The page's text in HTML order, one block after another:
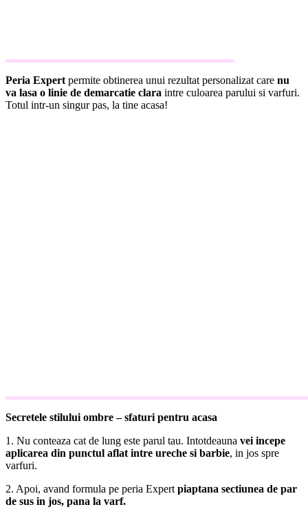
Peria Expert permite obtinerea unui rezultat personalizat care nu
va lasa o linie de demarcatie clara intre culoarea parului si varfuri.
Totul intr-un singur pas, la tine acasa!
Secretele stilului ombre – sfaturi pentru acasa
1. Nu conteaza cat de lung este parul tau. Intotdeauna vei incepe
aplicarea din punctul aflat intre ureche si barbie, in jos spre
varfuri.
2. Apoi, avand formula pe peria Expert piaptana sectiunea de par
de sus in jos, pana la varf.